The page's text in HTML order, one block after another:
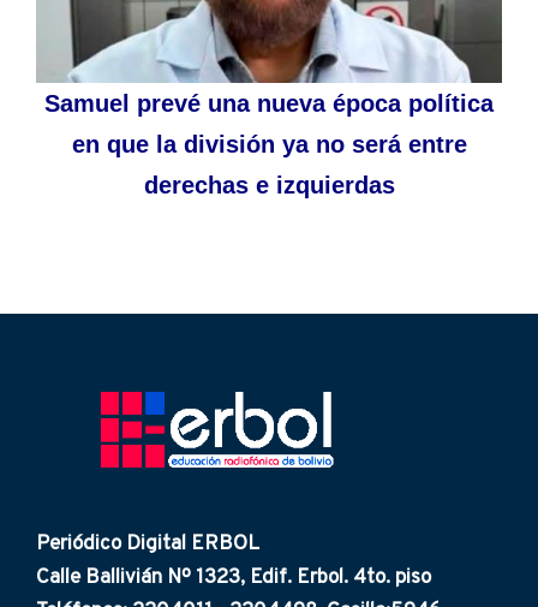
Samuel prevé una nueva época política
en que la división ya no será entre
derechas e izquierdas
Periódico Digital ERBOL
Calle Ballivián Nº 1323, Edif. Erbol. 4to. piso